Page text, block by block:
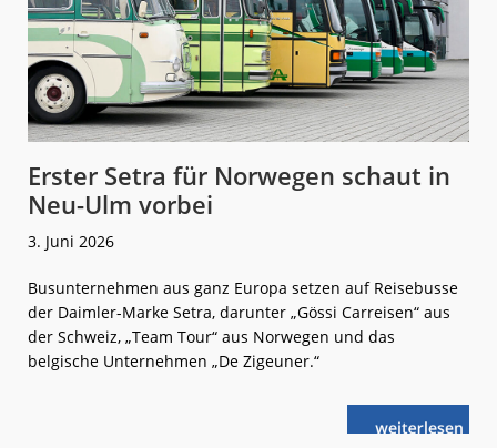
Erster Setra für Norwegen schaut in
Neu-Ulm vorbei
3. Juni 2026
Busunternehmen aus ganz Europa setzen auf Reisebusse
der Daimler-Marke Setra, darunter „Gössi Carreisen“ aus
der Schweiz, „Team Tour“ aus Norwegen und das
belgische Unternehmen „De Zigeuner.“
weiterlese
nErster